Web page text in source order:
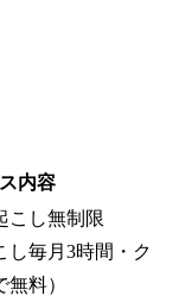
内容
こし無制限
し毎月3時間・ク
料）